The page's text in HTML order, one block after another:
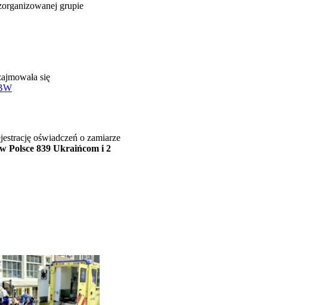
grupie
się
oświadczeń o zamiarze
Polsce 839 Ukraińcom i 2